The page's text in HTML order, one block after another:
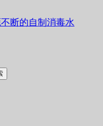
断的自制消毒水